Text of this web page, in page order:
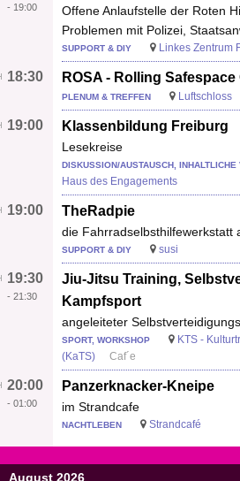
Offene Anlaufstelle der Roten
Problemen mit Polizei,
- 19:00
SUPPORT & DIY Linkes Zentrum
ROSA - Rolling
18:30
PLENUM & TREFFEN Luftschloss
Klassenbildung Freiburg
Lesekreise
19:00
DISKUSSION/AUSTAUSCH,
Haus des Engagements
TheRadpie
die Fahrradselbsthilfewerkstatt
19:00
SUPPORT & DIY susi
Jiu-Jitsu Training,
Kampfsport
angeleiteter
19:30
- 21:30
SPORT, WORKSHOP
KTS -
(KaTS)
Caf´e
Panzerknacker-Kneipe
im Strandcafe
20:00
- 01:00
NACHTLEBEN Strandcafé
August 2026